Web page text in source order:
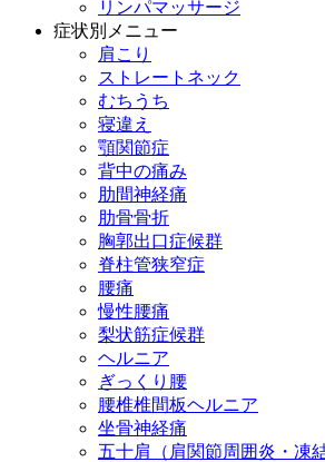
リンパマッサージ
症状別メニュー
肩こり
ストレートネック
むちうち
寝違え
顎関節症
背中の痛み
肋間神経痛
肋骨骨折
胸郭出口症候群
脊柱管狭窄症
腰痛
慢性腰痛
梨状筋症候群
ヘルニア
ぎっくり腰
腰椎椎間板ヘルニア
坐骨神経痛
五十肩（肩関節周囲炎・凍結